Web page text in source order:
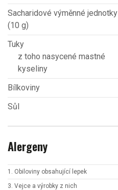
Sacharidové výměnné jednotky
(10 g)
Tuky
z toho nasycené mastné
kyseliny
Bílkoviny
Sůl
Alergeny
1. Obiloviny obsahující lepek
3. Vejce a výrobky z nich